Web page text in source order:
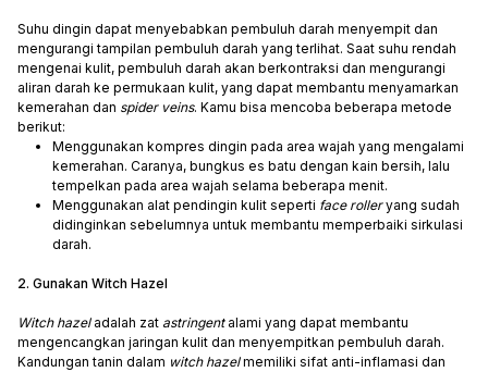
Suhu dingin dapat menyebabkan pembuluh darah menyempit dan
mengurangi tampilan pembuluh darah yang terlihat. Saat suhu rendah
mengenai kulit, pembuluh darah akan berkontraksi dan mengurangi
aliran darah ke permukaan kulit, yang dapat membantu menyamarkan
kemerahan dan spider veins. Kamu bisa mencoba beberapa metode
berikut:
Menggunakan kompres dingin pada area wajah yang mengalami
kemerahan. Caranya, bungkus es batu dengan kain bersih, lalu
tempelkan pada area wajah selama beberapa menit.
Menggunakan alat pendingin kulit seperti face rolleryang sudah
didinginkan sebelumnya untuk membantu memperbaiki sirkulasi
darah.
2. Gunakan Witch Hazel
Witch hazel adalah zat astringentalami yang dapat membantu
mengencangkan jaringan kulit dan menyempitkan pembuluh darah.
Kandungan tanin dalam witch hazelmemiliki sifat anti-inflamasi dan